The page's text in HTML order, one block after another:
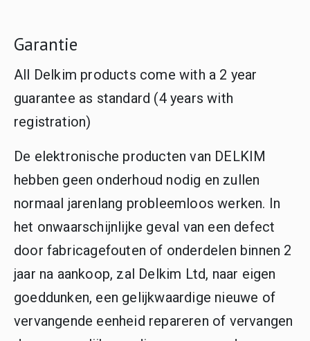
Garantie
All Delkim products come with a 2 year
guarantee as standard (4 years with
registration)
De elektronische producten van DELKIM
hebben geen onderhoud nodig en zullen
normaal jarenlang probleemloos werken. In
het onwaarschijnlijke geval van een defect
door fabricagefouten of onderdelen binnen 2
jaar na aankoop, zal Delkim Ltd, naar eigen
goeddunken, een gelijkwaardige nieuwe of
vervangende eenheid repareren of vervangen